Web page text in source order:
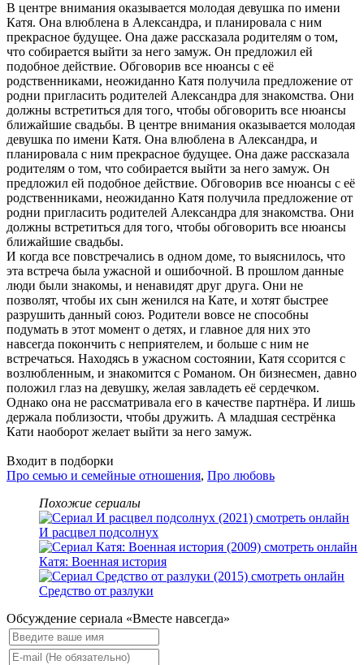
В центре внимания оказывается молодая девушка по имени
Катя. Она влюблена в Александра, и планировала с ним
прекрасное будущее. Она даже рассказала родителям о том,
что собирается выйти за него замуж. Он предложил ей
подобное действие. Обговорив все нюансы с её
родственниками, неожиданно Катя получила предложение от
родни пригласить родителей Александра для знакомства. Они
должны встретиться для того, чтобы обговорить все нюансы
ближайшие свадьбы. В центре внимания оказывается молодая
девушка по имени Катя. Она влюблена в Александра, и
планировала с ним прекрасное будущее. Она даже рассказала
родителям о том, что собирается выйти за него замуж. Он
предложил ей подобное действие. Обговорив все нюансы с её
родственниками, неожиданно Катя получила предложение от
родни пригласить родителей Александра для знакомства. Они
должны встретиться для того, чтобы обговорить все нюансы
ближайшие свадьбы.
И когда все повстречались в одном доме, то выяснилось, что
эта встреча была ужасной и ошибочной. В прошлом данные
люди были знакомы, и ненавидят друг друга. Они не
позволят, чтобы их сын женился на Кате, и хотят быстрее
разрушить данный союз. Родители вовсе не способны
подумать в этот момент о детях, и главное для них это
навсегда покончить с неприятелем, и больше с ним не
встречаться. Находясь в ужасном состоянии, Катя ссорится с
возлюбленным, и знакомится с Романом. Он бизнесмен, давно
положил глаз на девушку, желая завладеть её сердечком.
Однако она не рассматривала его в качестве партнёра. И лишь
держала поблизости, чтобы дружить. А младшая сестрёнка
Кати наоборот желает выйти за него замуж.
Входит в подборки
Про семью и семейные отношения, Про любовь
Похожие сериалы
И расцвел подсолнух
Катя: Военная история
Средство от разлуки
Обсуждение сериала «Вместе навсегда»